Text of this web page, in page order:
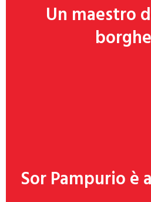
Clicca
Un maestro
Clicca
Sor Pampurio è